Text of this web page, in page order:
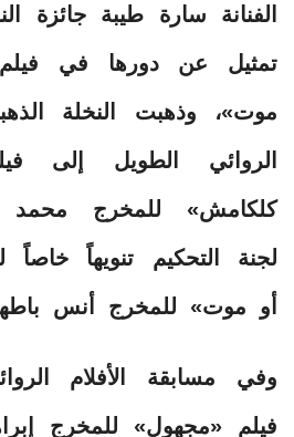
الفنانة سارة طيبة جائزة
تمثيل عن دورها في
موت»، وذهبت النخلة
الروائي الطويل إلى
كلكامش» للمخرج محمد
لجنة التحكيم تنويهاً خاصاً
أو موت» للمخرج أنس
وفي مسابقة الأفلام
فيلم «مجهول» للمخرج